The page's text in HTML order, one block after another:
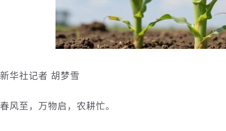
新华社记者 胡梦雪
春风至，万物启，农耕忙。